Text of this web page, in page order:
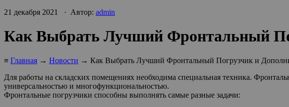
21 декабря 2021 · Автор: admin
Как Выбрать Лучший Фронтальный
≡ Главная → Новости → Как Выбрать Лучший Фронтальный Погрузчик и
Для работы на складских помещениях необходима специальная техника.
универсальностью и многофункциональностью.
Фронтальные погрузчики способны выполнять самые разные задачи: